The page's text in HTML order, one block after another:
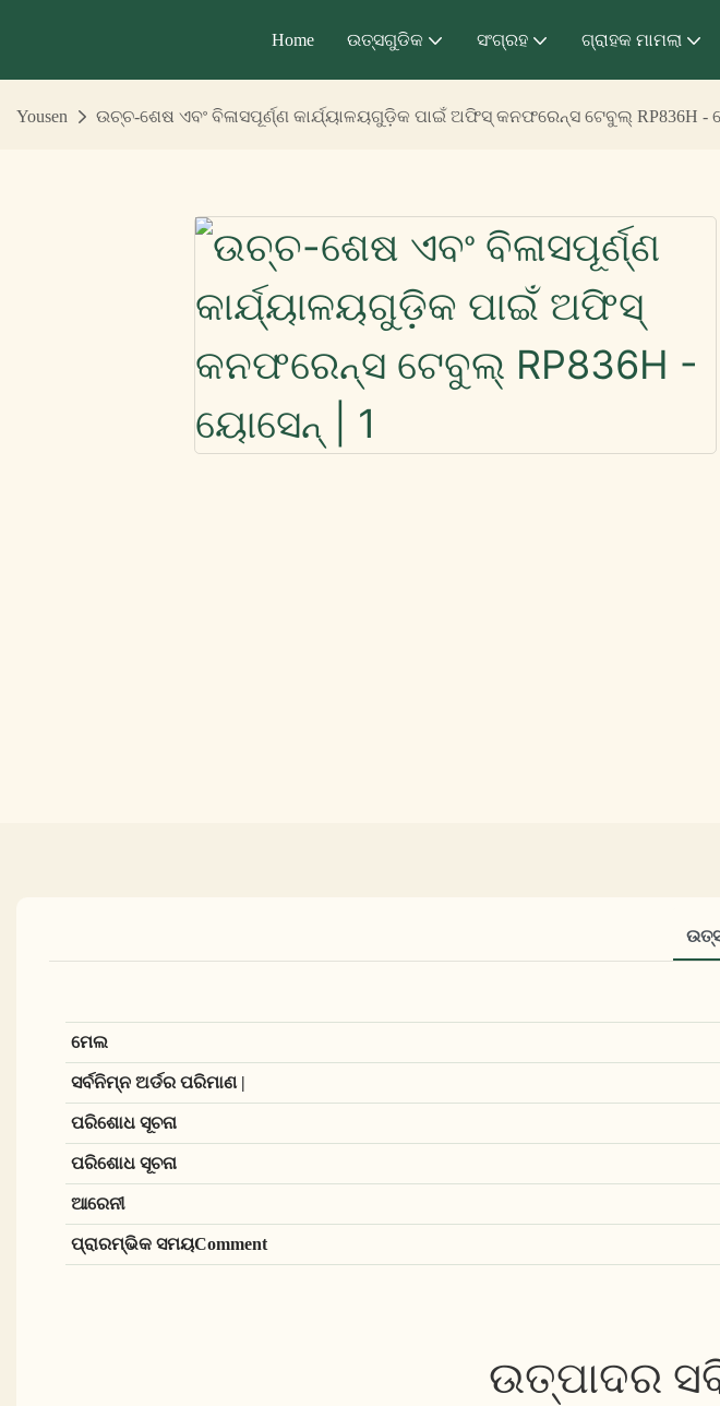
Home ଉତ୍ସଗୁଡିକ ସଂଗ୍ରହ ଗ୍ରାହକ ମାମଲା
Yousen ଉଚ୍ଚ-ଶେଷ ଏବଂ ବିଳାସପୂର୍ଣ୍ଣ କାର୍ଯ୍ୟାଳୟଗୁଡ଼ିକ ପାଇଁ ଅଫିସ୍ କନଫରେନ୍ସ ଟେବୁଲ୍ RP836H -
ମେଲ
ସର୍ବନିମ୍ନ ଅର୍ଡର ପରିମାଣ |
ପରିଶୋଧ ସୂଚନା
ପରିଶୋଧ ସୂଚନା
ଆରେନୀ
ପ୍ରାରମ୍ଭିକ ସମୟComment
ଉତ୍ପାଦର